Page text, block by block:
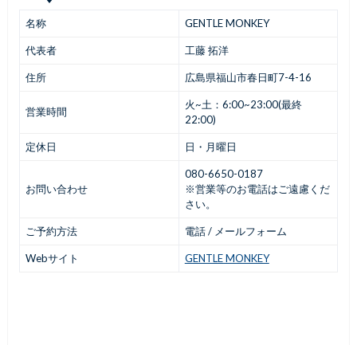
名称 GENTLE MONKEY
代表者 工藤 拓洋
住所 広島県福山市春日町7-4-16
営業時間
火~土：6:00~23:00(最終
22:00)
定休日 日・月曜日
お問い合わせ
080-6650-0187
※営業等のお電話はご遠慮くだ
さい。
ご予約方法 電話 / メールフォーム
Webサイト GENTLE MONKEY